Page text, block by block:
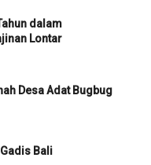
dalam
Lontar
Desa Adat Bugbug
Bali